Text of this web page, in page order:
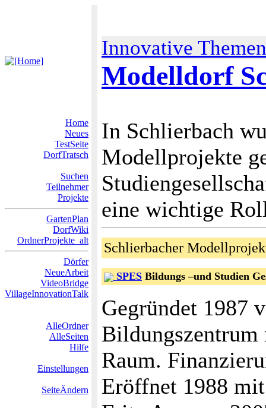
Innovative Themen
Modelldorf
Home
Neues
TestSeite
DorfTratsch
Suchen
Teilnehmer
Projekte
GartenPlan
DorfWiki
OrdnerProjekte_alt
Dörfer
NeueArbeit
VideoBridge
VillageInnovationTalk
AlleOrdner
AlleSeiten
Hilfe
Einstellungen
SeiteÄndern
In Schlierbach
Modellprojekte
eine wichtige
Schlierbacher
SPES Bildungs –und Studien
Gegründet 1987
Raum.
Eröffnet 1988